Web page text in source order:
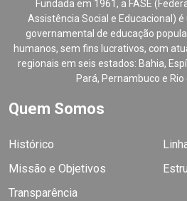
Fundada em 1961, a FASE
Assistência Social e Educacional)
governamental de educação
humanos, sem fins lucrativos, com
regionais em seis estados: Bahia,
Pará, Pernambuco e
Quem Somos
Histórico
Missão e Objetivos
Transparência